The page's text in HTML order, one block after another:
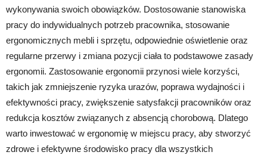
wykonywania swoich obowiązków. Dostosowanie stanowiska
pracy do indywidualnych potrzeb pracownika, stosowanie
ergonomicznych mebli i sprzętu, odpowiednie oświetlenie oraz
regularne przerwy i zmiana pozycji ciała to podstawowe zasady
ergonomii. Zastosowanie ergonomii przynosi wiele korzyści,
takich jak zmniejszenie ryzyka urazów, poprawa wydajności i
efektywności pracy, zwiększenie satysfakcji pracowników oraz
redukcja kosztów związanych z absencją chorobową. Dlatego
warto inwestować w ergonomię w miejscu pracy, aby stworzyć
zdrowe i efektywne środowisko pracy dla wszystkich